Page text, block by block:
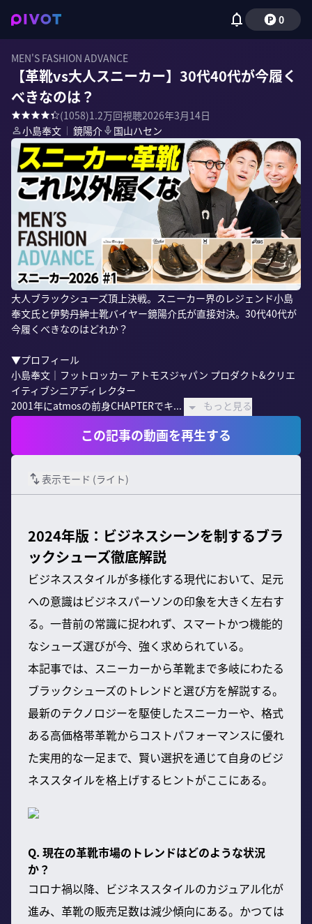
0
MEN'S FASHION ADVANCE
【革靴vs大人スニーカー】30代40代が今履く
べきなのは？
(1058)1.2万回視聴2026年3月14日
小島奉文 ｜ 鏡陽介 国山ハセン
大人ブラックシューズ頂上決戦。スニーカー界のレジェンド小島
奉文氏と伊勢丹紳士靴バイヤー鏡陽介氏が直接対決。30代40代が
今履くべきなのはどれか？
▼プロフィール
小島奉文｜フットロッカー アトモスジャパン プロダクト&クリエ
イティブシニアディレクター
2001年にatmosの前身CHAPTERでキ...
もっと見る
この記事の動画を再生する
表示モード (ライト)
2024年版：ビジネスシーンを制するブラ
ックシューズ徹底解説
ビジネススタイルが多様化する現代において、足元
への意識はビジネスパーソンの印象を大きく左右す
る。一昔前の常識に捉われず、スマートかつ機能的
なシューズ選びが今、強く求められている。
本記事では、スニーカーから革靴まで多岐にわたる
ブラックシューズのトレンドと選び方を解説する。
最新のテクノロジーを駆使したスニーカーや、格式
ある高価格帯革靴からコストパフォーマンスに優れ
た実用的な一足まで、賢い選択を通じて自身のビジ
ネススタイルを格上げするヒントがここにある。
Q. 現在の革靴市場のトレンドはどのような状況
か？
コロナ禍以降、ビジネススタイルのカジュアル化が
進み、革靴の販売足数は減少傾向にある。かつては